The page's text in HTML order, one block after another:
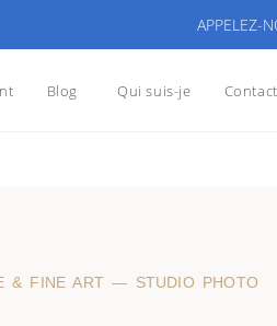
APPELEZ-
Blog Qui suis-je Contact
& FINE ART — STUDIO PHOTO